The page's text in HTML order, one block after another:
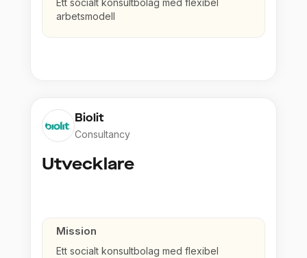
Ett socialt konsultbolag med flexibel
arbetsmodell
Biolit
Consultancy
Utvecklare
Mission
Ett socialt konsultbolag med flexibel